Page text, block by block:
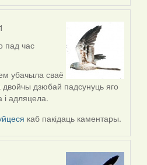
пад час
убачыла сваё
дзюбай падсунуць яго
адляцела.
каб пакідаць каментары.